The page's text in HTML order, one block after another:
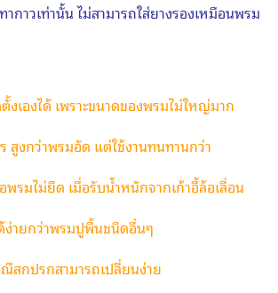
กาวเท่านั้น ไม่สามารถใส่ยางรองเหมือนพรม
งเองได้ เพราะขนาดของพรมไม่ใหญ่มาก
สูงกว่าพรมอัด แต่ใช้งานทนทานกว่า
พรมไม่ยืด เมื่อรับน้ำหนักจากเก้าอี้ล้อเลื่อน
ง่ายกว่าพรมปูพื้นชนิดอื่นๆ
สกปรกสามารถเปลี่ยนง่าย